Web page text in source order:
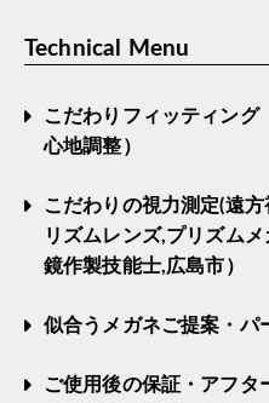
Technical Menu
こだわりフィッティング
心地調整）
こだわりの視力測定(遠
リズムレンズ,プリズム
鏡作製技能士,広島市）
似合うメガネご提案・パ
ご使用後の保証・アフタ